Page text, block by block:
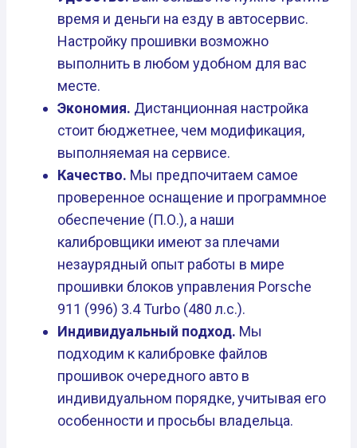
время и деньги на езду в автосервис.
Настройку прошивки возможно
выполнить в любом удобном для вас
месте.
Экономия. Дистанционная настройка
стоит бюджетнее, чем модификация,
выполняемая на сервисе.
Качество. Мы предпочитаем самое
проверенное оснащение и программное
обеспечение (П.О.), а наши
калибровщики имеют за плечами
незаурядный опыт работы в мире
прошивки блоков управления Porsche
911 (996) 3.4 Turbo (480 л.с.).
Индивидуальный подход. Мы
подходим к калибровке файлов
прошивок очередного авто в
индивидуальном порядке, учитывая его
особенности и просьбы владельца.